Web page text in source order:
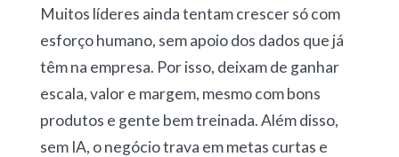
Muitos líderes ainda tentam crescer só com
esforço humano, sem apoio dos dados que já
têm na empresa. Por isso, deixam de ganhar
escala, valor e margem, mesmo com bons
produtos e gente bem treinada. Além disso,
sem IA, o negócio trava em metas curtas e